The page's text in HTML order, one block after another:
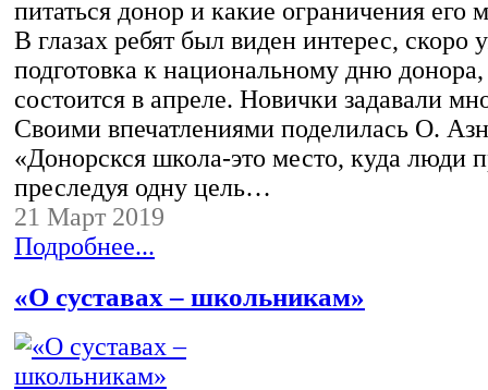
питаться донор и какие ограничения его
В глазах ребят был виден интерес, скоро
подготовка к национальному дню
состоится в апреле. Новички задавали
Своими впечатлениями поделилась О.
«Донорскся школа-это место, куда люди
преследуя одну цель…
21 Март 2019
Подробнее...
«О суставах – школьникам»